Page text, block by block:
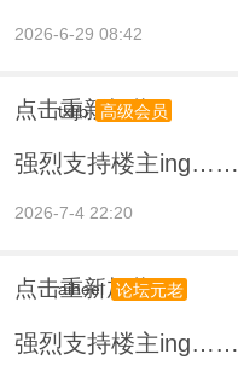
2026-6-29 08:42
点击重新加载
txljb 高级会员
强烈支持楼主ing……
2026-7-4 22:20
点击重新加载
aiheel 论坛元老
强烈支持楼主ing……